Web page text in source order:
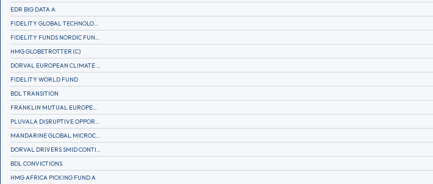
EDR BIG DATA A
HMG GLOBETROTTER (C)
FIDELITY WORLD FUND
BDL TRANSITION
BDL CONVICTIONS
HMG AFRICA PICKING FUND A